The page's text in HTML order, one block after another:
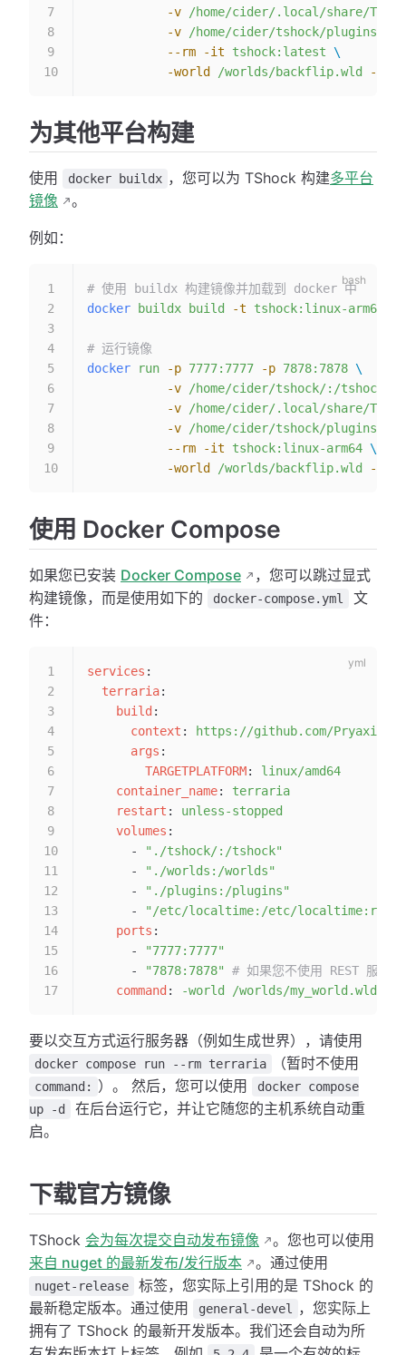
           -v
/home/cider/.local/share/
           -v
/home/cider/tshock/plugins:/
           --rm
-it tshock:latest \
           -world
/worlds/backflip.wld -motd
为其他平台构建
使用 docker buildx ，您可以为 TShock 构建多平台
镜像
。
例如：
# 使用 buildx 构建镜像并加载到 docker 中
docker buildx build -t tshock:linux-arm64
# 运行镜像
docker run -p 7777:7777 -p 7878:7878 \
           -v
/home/cider/tshock/:/tshock
           -v
/home/cider/.local/share/
           -v
/home/cider/tshock/plugins:/
           --rm
-it tshock:linux-arm64 \
           -world
/worlds/backflip.wld -motd
使用 Docker Compose
如果您已安装 Docker Compose
，您可以跳过显式
构建镜像，而是使用如下的
docker-compose.yml
文
件：
services :
  terraria
:
    build
:
      context
:
https://github.com/Pryaxis/
      args
:
        TARGETPLATFORM
: linux/amd64
    container_name
: terraria
    restart
: unless-stopped
    volumes
:
      -
"./tshock/:/tshock"
      -
"./worlds:/worlds"
      -
"./plugins:/plugins"
      -
"/etc/localtime:/etc/localtime:ro"
    ports
:
      -
"7777:7777"
      -
"7878:7878"
# 如果您不使用 REST 服务
    command
: -world /worlds/my_world.wld
要以交互方式运行服务器（例如生成世界），请使用
docker compose run --rm terraria （暂时不使用
command: ）。 然后，您可以使用
docker compose
up -d
在后台运行它，并让它随您的主机系统自动重
启。
下载官方镜像
TShock 会为每次提交自动发布镜像
。您也可以使用
来自 nuget 的最新发布/发行版本
。通过使用
nuget-release
标签，您实际上引用的是 TShock 的
最新稳定版本。通过使用
general-devel
，您实际上
拥有了 TShock 的最新开发版本。我们还会自动为所